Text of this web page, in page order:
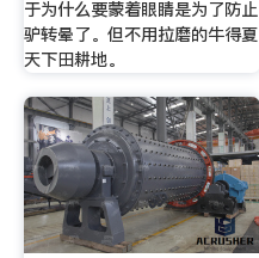
于为什么要蒙着眼睛是为了防止
驴转晕了。但不用拉磨的牛得夏
天下田耕地。